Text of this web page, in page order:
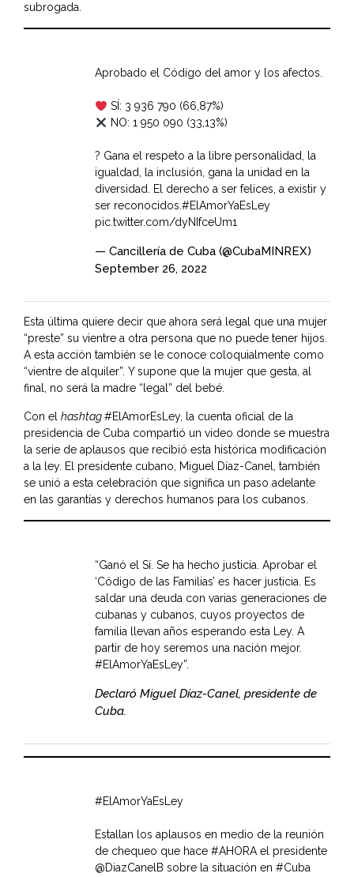
subrogada.
Aprobado el Código del amor y los afectos.
SÍ: 3 936 790 (66,87%)
NO: 1 950 090 (33,13%)
? Gana el respeto a la libre personalidad, la
igualdad, la inclusión, gana la unidad en la
diversidad. El derecho a ser felices, a existir y
ser reconocidos.#ElAmorYaEsLey
pic.twitter.com/dyNIfceUm1
— Cancillería de Cuba (@CubaMINREX)
September 26, 2022
Esta última quiere decir que ahora será legal que una mujer
“preste” su vientre a otra persona que no puede tener hijos.
A esta acción también se le conoce coloquialmente como
“vientre de alquiler”. Y supone que la mujer que gesta, al
final, no será la madre “legal” del bebé.
Con el hashtag#ElAmorEsLey, la cuenta oficial de la
presidencia de Cuba compartió un video donde se muestra
la serie de aplausos que recibió esta histórica modificación
a la ley. El presidente cubano, Miguel Díaz-Canel, también
se unió a esta celebración que significa un paso adelante
en las garantías y derechos humanos para los cubanos.
“Ganó el Sí. Se ha hecho justicia. Aprobar el
‘Código de las Familias’ es hacer justicia. Es
saldar una deuda con varias generaciones de
cubanas y cubanos, cuyos proyectos de
familia llevan años esperando esta Ley. A
partir de hoy seremos una nación mejor.
#ElAmorYaEsLey”.
Declaró Miguel Díaz-Canel, presidente de
Cuba.
#ElAmorYaEsLey
Estallan los aplausos en medio de la reunión
de chequeo que hace #AHORAel presidente
@DiazCanelB sobre la situación en #Cuba